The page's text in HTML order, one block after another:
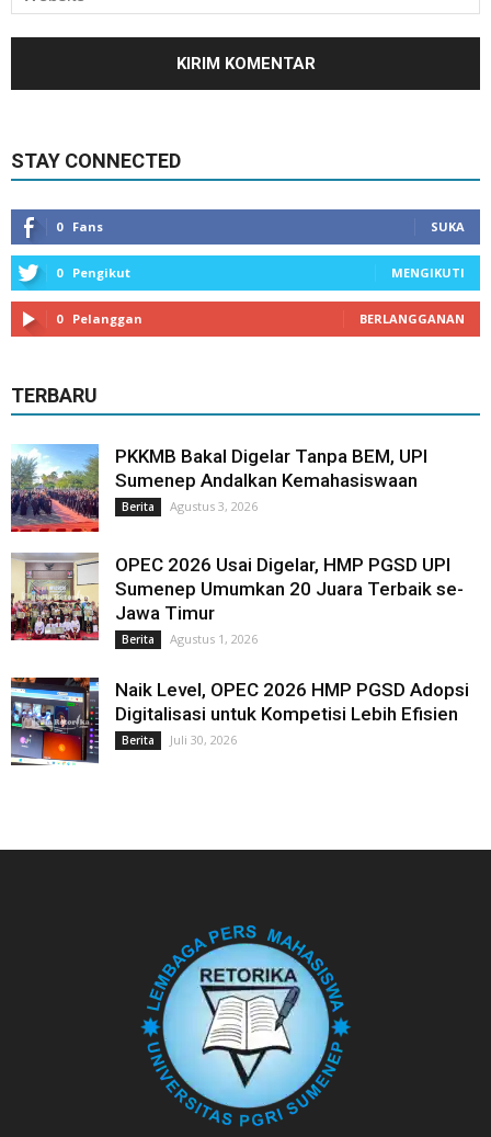
STAY CONNECTED
0 Fans SUKA
0 Pengikut MENGIKUTI
0 Pelanggan BERLANGGANAN
TERBARU
PKKMB Bakal Digelar Tanpa BEM, UPI
Sumenep Andalkan Kemahasiswaan
Berita Agustus 3, 2026
OPEC 2026 Usai Digelar, HMP PGSD UPI
Sumenep Umumkan 20 Juara Terbaik se-
Jawa Timur
Berita Agustus 1, 2026
Naik Level, OPEC 2026 HMP PGSD Adopsi
Digitalisasi untuk Kompetisi Lebih Efisien
Berita Juli 30, 2026